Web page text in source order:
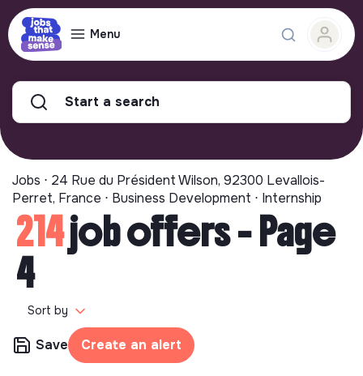
Menu
Start a search
Jobs ⋅ 24 Rue du Président Wilson, 92300 Levallois-
Perret, France ⋅ Business Development ⋅ Internship
214job offers - Page
4
Sort by
Save Create an alert